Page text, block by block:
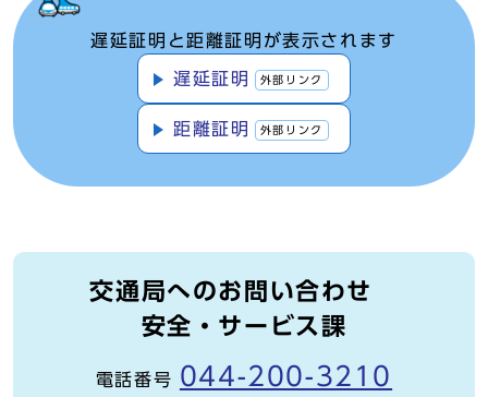
遅延証明と距離証明が表示されます
遅延証明 外部リンク
距離証明 外部リンク
交通局へのお問い合わせ
安全・サービス課
電話番号 044-200-3210